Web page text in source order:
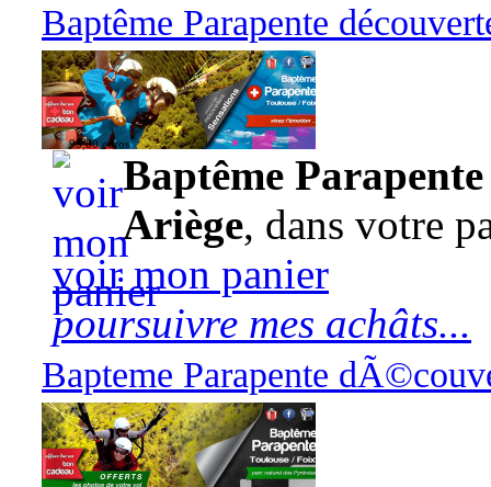
Baptême Parapente
95,00 euros
Baptême
Ariège, dans votre
voir mon panier
poursuivre mes achâts...
Bapteme Parapente